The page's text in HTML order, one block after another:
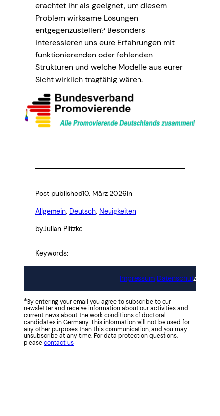
erachtet ihr als geeignet, um diesem
Problem wirksame Lösungen
entgegenzustellen? Besonders
interessieren uns eure Erfahrungen mit
funktionierenden oder fehlenden
Strukturen und welche Modelle aus eurer
Sicht wirklich tragfähig wären.
Post published10. März 2026in
Allgemein, Deutsch, Neuigkeiten
byJulian Plitzko
Keywords:
Impressum Datenschutz
*By entering your email you agree to subscribe to our
newsletter and receive information about our activities and
current news about the work conditions of doctoral
candidates in Germany. This information will not be used for
any other purposes than this communication, and you may
unsubscribe at any time. For data protection questions,
pleasecontact us